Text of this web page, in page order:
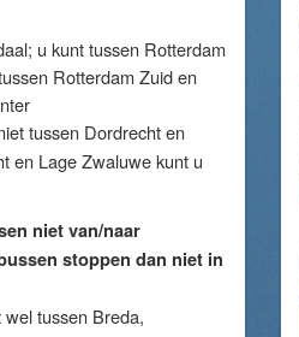
u kunt tussen Rotterdam
Rotterdam Zuid en
tussen Dordrecht en
en Lage Zwaluwe kunt u
niet van/naar
stoppen dan niet in
tussen Breda,